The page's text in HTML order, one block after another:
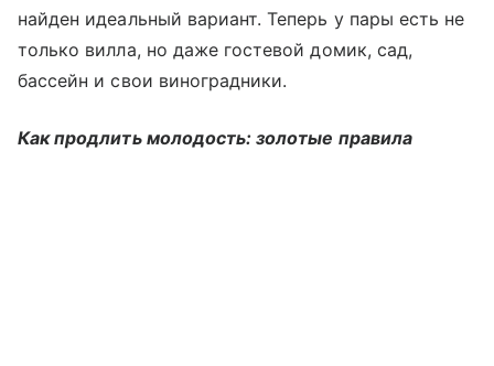
найден идеальный вариант. Теперь у пары есть не
только вилла, но даже гостевой домик, сад,
бассейн и свои виноградники.
Как продлить молодость: золотые правила